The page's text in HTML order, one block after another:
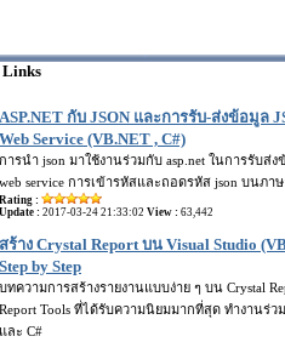
Links
ASP.NET กับ JSON และการรับ-ส่งข้อมูล
Web Service (VB.NET , C#)
การนำ json มาใช้งานร่วมกับ asp.net ในการรับส่
web service การเข้ารหัสและถอดรหัส json บนภา
Rating :
Update : 2017-03-24 21:33:02 View : 63,442
สร้าง Crystal Report บน Visual Studio
Step by Step
บทความการสร้างรายงานแบบง่าย ๆ บน Crystal
Report Tools ที่ได้รับความนิยมมากที่สุด ทำงานร่ว
และ C#